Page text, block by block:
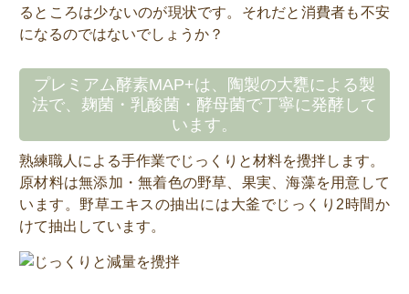
るところは少ないのが現状です。それだと消費者も不安
になるのではないでしょうか？
プレミアム酵素MAP+は、陶製の大甕による製
法で、麹菌・乳酸菌・酵母菌で丁寧に発酵して
います。
熟練職人による手作業でじっくりと材料を攪拌します。
原材料は無添加・無着色の野草、果実、海藻を用意して
います。野草エキスの抽出には大釜でじっくり2時間か
けて抽出しています。